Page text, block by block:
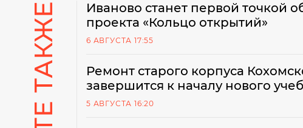
Иваново станет первой точкой
проекта «Кольцо открытий»
6 АВГУСТА 17:55
Ремонт старого корпуса
завершится к началу нового
5 АВГУСТА 16:20